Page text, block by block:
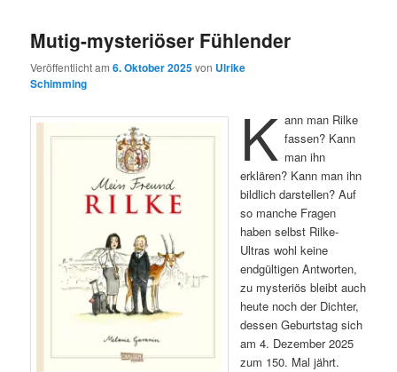
Mutig-mysteriöser Fühlender
Veröffentlicht am6. Oktober 2025von Ulrike
Schimming
K ann man Rilke
fassen? Kann
man ihn
erklären? Kann man ihn
bildlich darstellen? Auf
so manche Fragen
haben selbst Rilke-
Ultras wohl keine
endgültigen Antworten,
zu mysteriös bleibt auch
heute noch der Dichter,
dessen Geburtstag sich
am 4. Dezember 2025
zum 150. Mal jährt.